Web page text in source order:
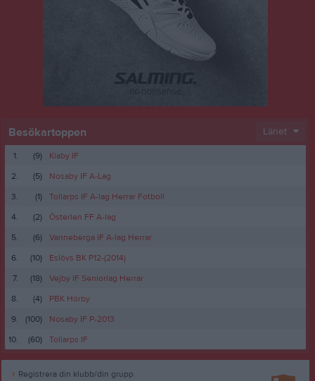
Besökartoppen Länet
1. (9)
Kiaby IF
2.
(5)
Nosaby IF A-Lag
3.
(1)
Tollarps IF A-lag Herrar Fotboll
4.
(2)
Österlen FF A-lag
5.
(6)
Vanneberga IF A-lag Herrar
6.
(10)
Eslövs BK P12-(2014)
7.
(18)
Vejby IF Seniorlag Herrar
8.
(4)
PBK Hörby
9.
(100)
Nosaby IF P-2013
10.
(60) Tollarps IF
Registrera din klubb/din grupp